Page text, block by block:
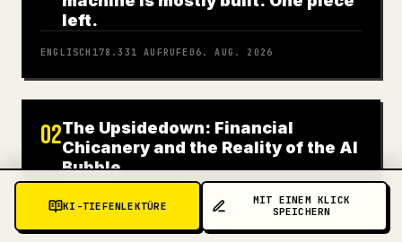
KI-TIEFENLEKTÜRE
MIT EINEM KLICK
SPEICHERN
left.
ENGLISCH 178.331 AUFRUFE 06. AUG. 2026
02The Upsidedown: Financial
Chicanery and the Reality of the AI
Bubble
ENGLISCH AUFRUFE 06. AUG. 2026